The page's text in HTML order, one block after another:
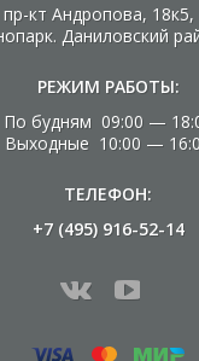
кт Андропова,
Даниловский
РЕЖИМ РАБОТЫ:
По будням 09:00 —
Выходные 10:00 —
ТЕЛЕФОН:
+7 (495) 916-52-14